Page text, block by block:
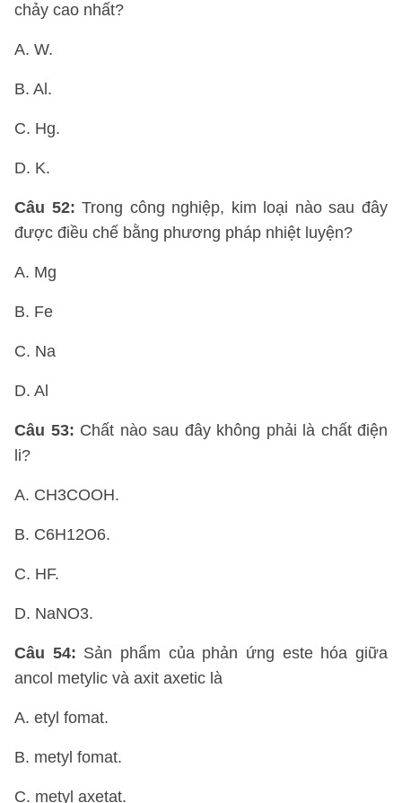
chảy cao nhất?
A. W.
B. Al.
C. Hg.
D. K.
Câu 52: Trong công nghiệp, kim loại nào sau đây
được điều chế bằng phương pháp nhiệt luyện?
A. Mg
B. Fe
C. Na
D. Al
Câu 53: Chất nào sau đây không phải là chất điện
li?
A. CH3COOH.
B. C6H12O6.
C. HF.
D. NaNO3.
Câu 54: Sản phẩm của phản ứng este hóa giữa
ancol metylic và axit axetic là
A. etyl fomat.
B. metyl fomat.
C. metyl axetat.